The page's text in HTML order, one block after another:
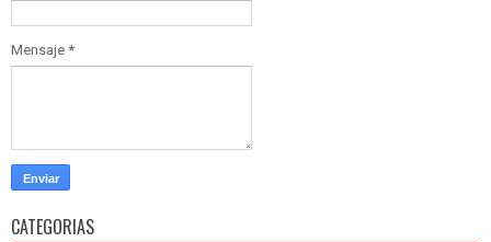
Mensaje *
CATEGORIAS